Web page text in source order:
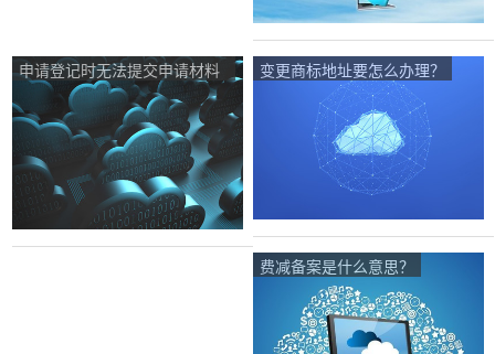
申请登记时无法提交申请材料
原件的如何处理？
变更商标地址要怎么办理？
费减备案是什么意思？